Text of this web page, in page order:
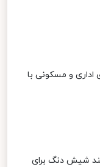
و مسکونی با
شیش دنگ برای